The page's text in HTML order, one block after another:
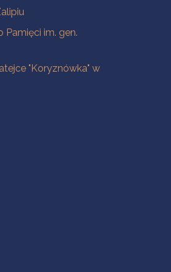
Pamięci im. gen.
"Koryznówka" w